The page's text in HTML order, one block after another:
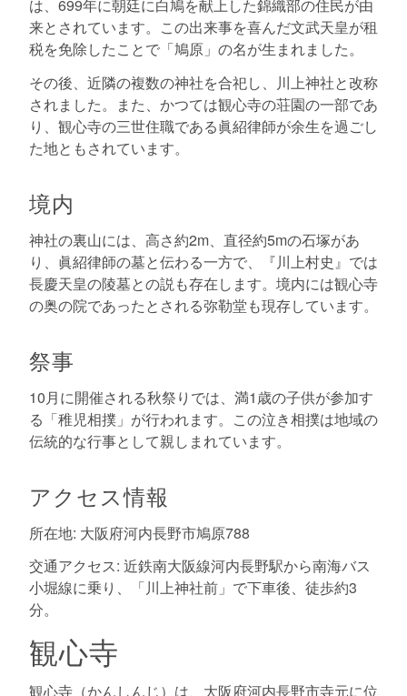
は、699年に朝廷に白鳩を献上した錦織部の住民が由
来とされています。この出来事を喜んだ文武天皇が租
税を免除したことで「鳩原」の名が生まれました。
その後、近隣の複数の神社を合祀し、川上神社と改称
されました。また、かつては観心寺の荘園の一部であ
り、観心寺の三世住職である眞紹律師が余生を過ごし
た地ともされています。
境内
神社の裏山には、高さ約2m、直径約5mの石塚があ
り、眞紹律師の墓と伝わる一方で、『川上村史』では
長慶天皇の陵墓との説も存在します。境内には観心寺
の奥の院であったとされる弥勒堂も現存しています。
祭事
10月に開催される秋祭りでは、満1歳の子供が参加す
る「稚児相撲」が行われます。この泣き相撲は地域の
伝統的な行事として親しまれています。
アクセス情報
所在地: 大阪府河内長野市鳩原788
交通アクセス: 近鉄南大阪線河内長野駅から南海バス
小堀線に乗り、「川上神社前」で下車後、徒歩約3
分。
観心寺
観心寺（かんしんじ）は、大阪府河内長野市寺元に位